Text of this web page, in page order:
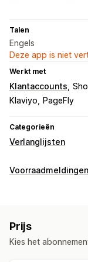
Talen
Engels
Deze app is niet
Werkt met
Klantaccounts
Klaviyo
PageFly
Categorieën
Verlanglijsten
Lijsttypen
Lijstbeheer
Voorraadmeldingen
Weer op voorraad
Niet op voorraad
Prijs
Kies het